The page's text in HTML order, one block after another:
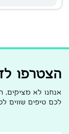
הצטרפו
אנחנו לא מציקים,
לכם טיפים שווים